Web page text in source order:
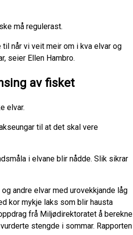
må regulerast.
når vi veit meir om i kva elvar og
seier Ellen Hambro.
av fisket
elvar.
til at det skal vere
i elvane blir nådde. Slik sikrar
andre elvar med urovekkjande låg
kor mykje laks som blir hausta
frå Miljødirektoratet å berekne
stengde i sommar. Rapporten